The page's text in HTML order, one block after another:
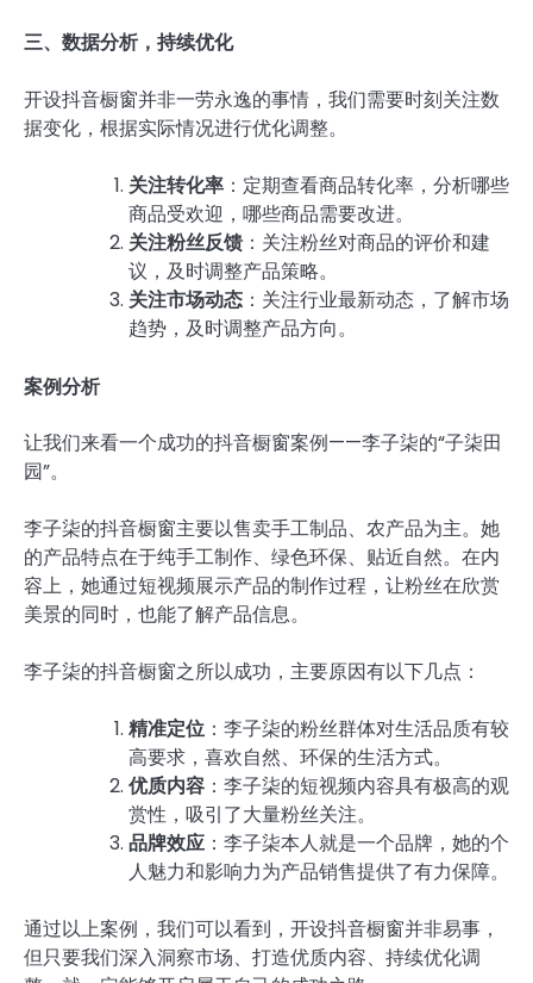
三、数据分析，持续优化
开设抖音橱窗并非一劳永逸的事情，我们需要时刻关注数
据变化，根据实际情况进行优化调整。
关注转化率 ：定期查看商品转化率，分析哪些
商品受欢迎，哪些商品需要改进。
关注粉丝反馈 ：关注粉丝对商品的评价和建
议，及时调整产品策略。
关注市场动态 ：关注行业最新动态，了解市场
趋势，及时调整产品方向。
案例分析
让我们来看一个成功的抖音橱窗案例——李子柒的“子柒田
园”。
李子柒的抖音橱窗主要以售卖手工制品、农产品为主。她
的产品特点在于纯手工制作、绿色环保、贴近自然。在内
容上，她通过短视频展示产品的制作过程，让粉丝在欣赏
美景的同时，也能了解产品信息。
李子柒的抖音橱窗之所以成功，主要原因有以下几点：
精准定位 ：李子柒的粉丝群体对生活品质有较
高要求，喜欢自然、环保的生活方式。
优质内容 ：李子柒的短视频内容具有极高的观
赏性，吸引了大量粉丝关注。
品牌效应 ：李子柒本人就是一个品牌，她的个
人魅力和影响力为产品销售提供了有力保障。
通过以上案例，我们可以看到，开设抖音橱窗并非易事，
但只要我们深入洞察市场、打造优质内容、持续优化调